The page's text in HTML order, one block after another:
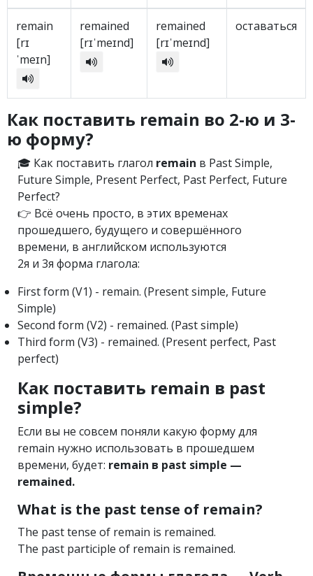
remain
[rɪ
ˈmeɪn]
remained
[rɪˈmeɪnd]
remained
[rɪˈmeɪnd]
оставаться
Как поставить remain во 2-ю и 3-
ю форму?
🎓 Как поставить глагол remain в Past Simple,
Future Simple, Present Perfect, Past Perfect, Future
Perfect?
👉 Всё очень просто, в этих временах
прошедшего, будущего и совершённого
времени, в английском используются
2я и 3я форма глагола:
First form (V1) - remain. (Present simple, Future
Simple)
Second form (V2) - remained. (Past simple)
Third form (V3) - remained. (Present perfect, Past
perfect)
Как поставить remain в past
simple?
Если вы не совсем поняли какую форму для
remain нужно использовать в прошедшем
времени, будет: remain в past simple —
remained.
What is the past tense of remain?
The past tense of remain is remained.
The past participle of remain is remained.